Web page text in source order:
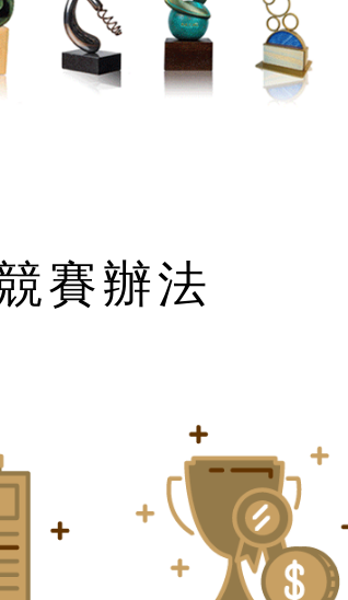
賽辦法